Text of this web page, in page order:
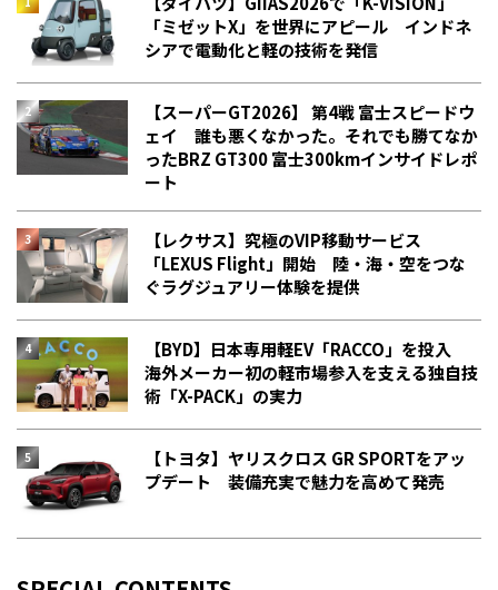
「ミゼットX」を世界にアピール インドネ
シアで電動化と軽の技術を発信
【スーパーGT2026】 第4戦 富士スピードウ
ェイ 誰も悪くなかった。それでも勝てなか
った――BRZ GT300 富士300kmインサイドレポ
ート
【レクサス】究極のVIP移動サービス
「LEXUS Flight」開始 陸・海・空をつな
ぐラグジュアリー体験を提供
【BYD】日本専用軽EV「RACCO」を投入
海外メーカー初の軽市場参入を支える独自技
術「X-PACK」の実力
【トヨタ】ヤリスクロス GR SPORTをアッ
プデート 装備充実で魅力を高めて発売